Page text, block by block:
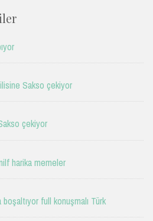
Sakso çekiyor
çekiyor
harika memeler
full konuşmalı Türk